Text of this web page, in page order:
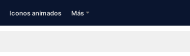
Iconos animados Más